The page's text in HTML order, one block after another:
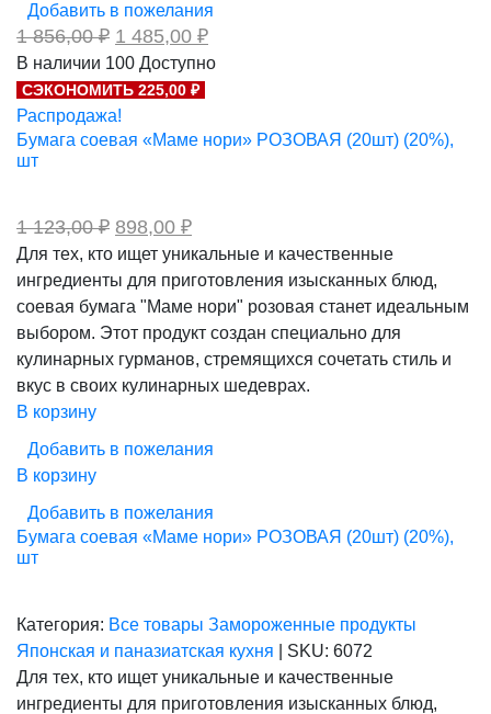
Добавить в пожелания
1 856,00₽ Первоначальная
цена
составляла
1
856,00 ₽.
1 485,00 ₽Текущая
1
В наличии 100 Доступно
СЭКОНОМИТЬ 225,00 ₽
Распродажа!
Бумага соевая «Маме нори» РОЗОВАЯ (20шт) (20%),
шт
1 123,00₽ Первоначальная
составляла
1
123,00 ₽.
898,00 ₽Текущая
898,00 ₽.
Для тех, кто ищет уникальные и качественные
ингредиенты для приготовления изысканных блюд,
соевая бумага "Маме нори" розовая станет идеальным
выбором. Этот продукт создан специально для
кулинарных гурманов, стремящихся сочетать стиль и
вкус в своих кулинарных шедеврах.
В корзину
Добавить в пожелания
В корзину
Добавить в пожелания
Бумага соевая «Маме нори» РОЗОВАЯ (20шт) (20%),
шт
Категория: Все товары Замороженные продукты
Японская и паназиатская кухня
SKU: 6072
Для тех, кто ищет уникальные и качественные
ингредиенты для приготовления изысканных блюд,